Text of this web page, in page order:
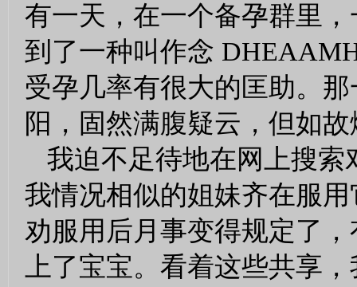
有一天，在一个备孕群里
到了一种叫作念
受孕几率有很大的匡助。
阳，固然满腹疑云，但如
我迫不足待地在网上搜
我情况相似的姐妹齐在服
劝服用后月事变得规定了
上了宝宝。看着这些共享